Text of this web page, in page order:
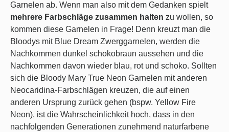
Garnelen ab. Wenn man also mit dem Gedanken spielt
mehrere Farbschläge zusammen halten zu wollen, so
kommen diese Garnelen in Frage! Denn kreuzt man die
Bloodys mit Blue Dream Zwerggarnelen, werden die
Nachkommen dunkel schokobraun aussehen und die
Nachkommen davon wieder blau, rot und schoko. Sollten
sich die Bloody Mary True Neon Garnelen mit anderen
Neocaridina-Farbschlägen kreuzen, die auf einen
anderen Ursprung zurück gehen (bspw. Yellow Fire
Neon), ist die Wahrscheinlichkeit hoch, dass in den
nachfolgenden Generationen zunehmend naturfarbene